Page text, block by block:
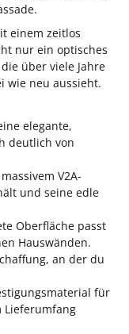
einem zeitlos
nur ein optisches
über viele Jahre
wie neu aussieht.
elegante,
deutlich von
V2A-
und seine edle
Oberfläche passt
Hauswänden.
an der du
für
Lieferumfang